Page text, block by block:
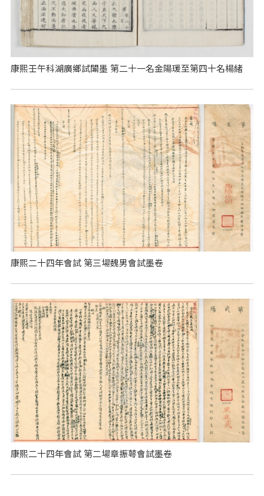
康熙壬午科湖廣鄉試闈墨 第二十一名金陽瑗至第四十名楊緒
康熙二十四年會試 第三場魏男會試墨卷
康熙二十四年會試 第二場章振萼會試墨卷